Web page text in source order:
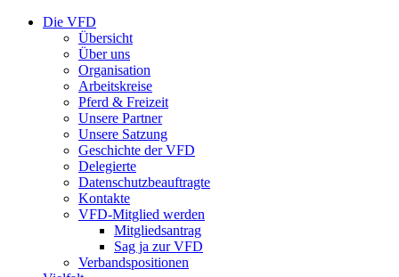
Die VFD
Übersicht
Über uns
Organisation
Arbeitskreise
Pferd & Freizeit
Unsere Partner
Unsere Satzung
Geschichte der VFD
Delegierte
Datenschutzbeauftragte
Kontakte
VFD-Mitglied werden
Mitgliedsantrag
Sag ja zur VFD
Verbandspositionen